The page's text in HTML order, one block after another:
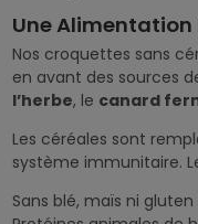
Une Alimentation
Nos croquettes sans
en avant des sources
l’herbe, le canard
Les céréales sont
système immunitaire.
Sans blé, maïs ni gluten